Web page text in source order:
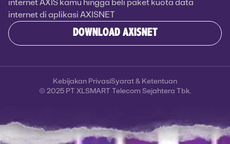
internet AXIS kamu hingga beli paket kuota data
internet di aplikasi AXISNET
DOWNLOAD AXISNET
© 2025 PT XLSMART Telecom Sejahtera Tbk.
Kebijakan PrivasiSyarat & Ketentuan